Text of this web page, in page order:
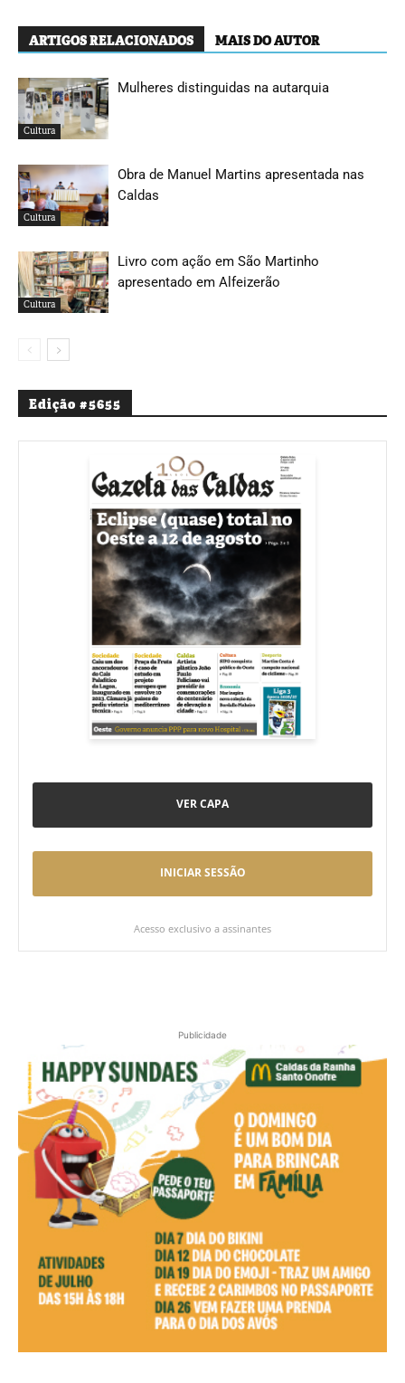
ARTIGOS RELACIONADOS MAIS DO AUTOR
Cultura
Mulheres distinguidas na autarquia
Cultura
Obra de Manuel Martins apresentada nas
Caldas
Cultura
Livro com ação em São Martinho
apresentado em Alfeizerão
Edição #5655
VER CAPA
INICIAR SESSÃO
Acesso exclusivo a assinantes
Publicidade